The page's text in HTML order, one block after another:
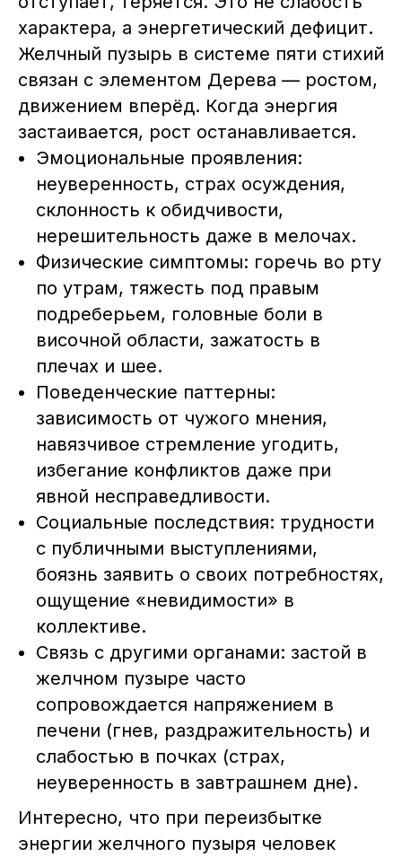
характера, а энергетический дефицит.
Желчный пузырь в системе пяти стихий
связан с элементом Дерева — ростом,
движением вперёд. Когда энергия
застаивается, рост останавливается.
Эмоциональные проявления:
неуверенность, страх осуждения,
склонность к обидчивости,
нерешительность даже в мелочах.
Физические симптомы: горечь во рту
по утрам, тяжесть под правым
подреберьем, головные боли в
височной области, зажатость в
плечах и шее.
Поведенческие паттерны:
зависимость от чужого мнения,
навязчивое стремление угодить,
избегание конфликтов даже при
явной несправедливости.
Социальные последствия: трудности
с публичными выступлениями,
боязнь заявить о своих потребностях,
ощущение «невидимости» в
коллективе.
Связь с другими органами: застой в
желчном пузыре часто
сопровождается напряжением в
печени (гнев, раздражительность) и
слабостью в почках (страх,
неуверенность в завтрашнем дне).
Интересно, что при переизбытке
энергии желчного пузыря человек